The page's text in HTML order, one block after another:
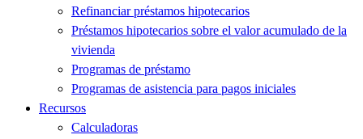
Refinanciar préstamos hipotecarios
Préstamos hipotecarios sobre el valor acumulado de la
vivienda
Programas de préstamo
Programas de asistencia para pagos iniciales
Recursos
Calculadoras